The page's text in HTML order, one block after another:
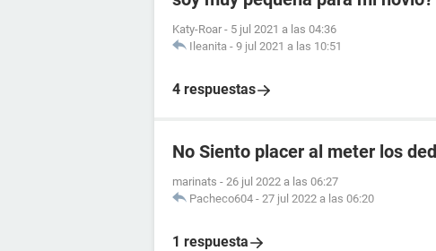
Katy-Roar - 5 jul 2021 a las 04:36
Ileanita - 9 jul 2021 a las 10:51
4 respuestas
No Siento placer al meter los
marinats - 26 jul 2022 a las 06:27
Pacheco604 - 27 jul 2022 a las 06:20
1 respuesta